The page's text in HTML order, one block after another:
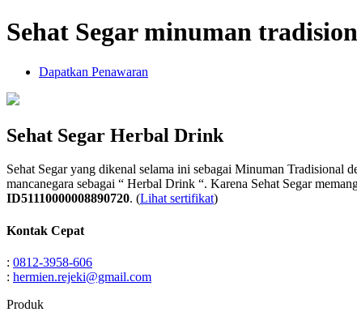
Sehat Segar minuman
Dapatkan Penawaran
Sehat Segar Herbal Drink
Sehat Segar yang dikenal selama ini sebagai Minuman Tradisional
mancanegara sebagai “ Herbal Drink “. Karena Sehat Segar
ID51110000008890720. (Lihat sertifikat)
Kontak Cepat
: 0812-3958-606
: hermien.rejeki@gmail.com
Produk